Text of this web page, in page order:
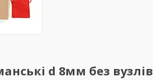
d 8мм без вузлів